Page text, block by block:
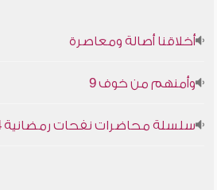
أخلاقنا أصالة ومعاصرة
وأمنهم من خوف 9
سلسلة محاضرات نفحات رمضانية 1444هـ